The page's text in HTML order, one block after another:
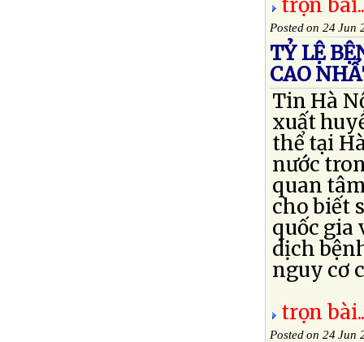
trọn
Posted on 24 Jun
TỶ LỆ
CAO
Tin Hà
xuất
thể tại
nước
quan
cho biết
quốc gia
dịch
nguy cơ
trọn
Posted on 24 Jun